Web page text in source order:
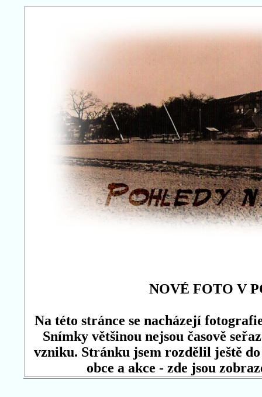
NOVÉ FOTO V
Na této stránce se nacházejí
Snímky většinou nejsou časově
vzniku. Stránku jsem rozdělil ještě
obce a akce - zde jsou